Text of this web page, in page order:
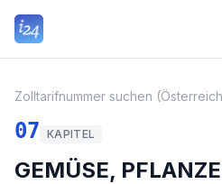
Zolltarifnummer suchen
07 KAPITEL
GEMÜSE,